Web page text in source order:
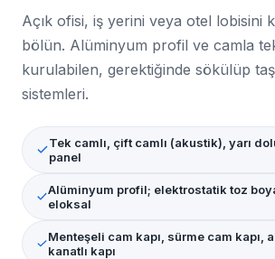
Açık ofisi, iş yerini veya otel lobisini
bölün. Alüminyum profil ve camla
kurulabilen, gerektiğinde sökülüp
sistemleri.
Tek camlı, çift camlı (akustik), yarı
panel
Alüminyum profil; elektrostatik toz
eloksal
Menteşeli cam kapı, sürme cam kapı,
kanatlı kapı